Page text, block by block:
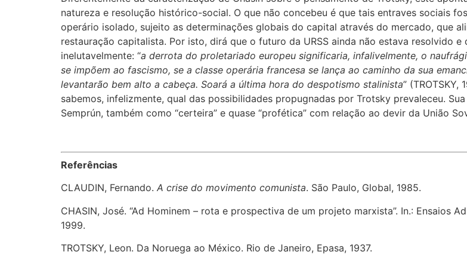
natureza e resolução histórico-social. O que não concebeu é que tais entraves sociais
operário isolado, sujeito as determinações globais do capital através do mercado, que
restauração capitalista. Por isto, dirá que o futuro da URSS ainda não estava resolvido
inelutavelmente: “a derrota do proletariado europeu significaria, infalivelmente, o
se impõem ao fascismo, se a classe operária francesa se lança ao caminho da sua
levantarão bem alto a cabeça. Soará a última hora do despotismo stalinista” (TROTSKY,
sabemos, infelizmente, qual das possibilidades propugnadas por Trotsky prevaleceu.
Semprún, também como “certeira” e quase “profética” com relação ao devir da União
Referências
CLAUDIN, Fernando. A crise do movimento comunista. São Paulo, Global, 1985.
CHASIN, José. “Ad Hominem – rota e prospectiva de um projeto marxista”. In.: Ensaios
1999.
TROTSKY, Leon. Da Noruega ao México. Rio de Janeiro, Epasa, 1937.